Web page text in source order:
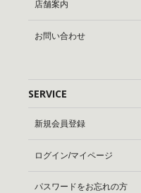
店舗案内
お問い合わせ
SERVICE
新規会員登録
ログイン/マイページ
パスワードをお忘れの方